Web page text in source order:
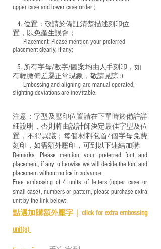
upper case and lower case order ;
4. 位置：敬請於備註清楚描述刻印位
置，以免產生誤會；
​ Placement: Please mention your preferred
placement clearly, if any;
5. 所有字母/數字/圖案均由人手刻印，如
有輕微偏差屬正常現象，敬請見諒 :)
​ Embossing and aligning are manual operated,
slighting deviations are inevitable.
注意：字型及壓印位置請在下單時於備註詳
細說明，否則將由設計師決定最佳字型及位
置，不得異議；每個材料包首4個字母免費
刻印，如需額外壓印，可到以下連結加購:
Remarks: Please mention your preferred font and
placement, if any; otherwise we will decide the font and
placement without notice in advance.
Free embossing of 4 units of letters (upper case or
small case), numbers or pattern, please purchase extra
unit by the link below:
點選加購額外壓字｜ click for extra embossing
unit(s)